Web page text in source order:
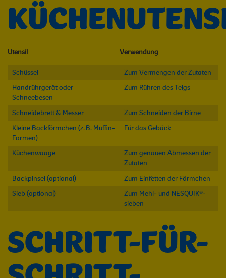
Utensil Verwendung
Schüssel Zum Vermengen der Zutaten
Handrührgerät oder
Schneebesen
Zum Rühren des Teigs
Schneidebrett & Messer Zum Schneiden der Birne
Kleine Backförmchen (z. B. Muffin-
Formen)
Für das Gebäck
Küchenwaage
Zum genauen Abmessen der
Zutaten
Backpinsel (optional) Zum Einfetten der Förmchen
Sieb (optional)
Zum Mehl- und NESQUIK®-
sieben
SCHRITT-FÜR-